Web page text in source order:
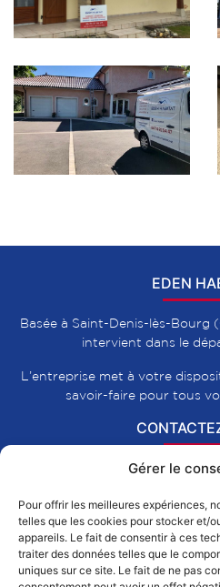
Gérer le
Pour offrir les meilleures expériences,
telles que les cookies pour stocker et/
appareils. Le fait de consentir à ces
traiter des données telles que le
uniques sur ce site. Le fait de ne pas
EDEN
Basée à Saint-Denis-lès-Bourg
intervient dans le
L’entreprise met à votre
savoir-faire pour tous
01000-Saint-